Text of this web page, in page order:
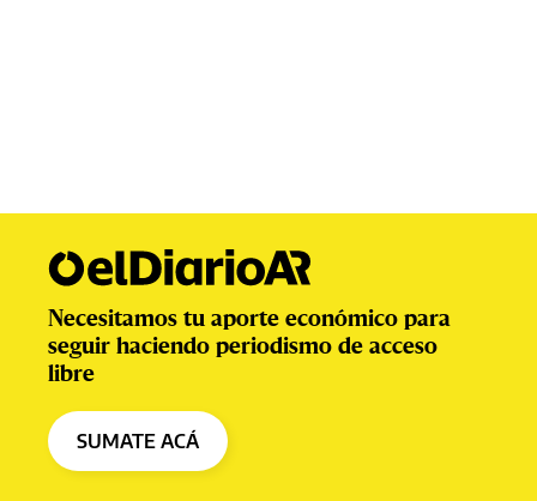
Necesitamos tu aporte económico para
seguir haciendo periodismo de acceso
libre
SUMATE ACÁ